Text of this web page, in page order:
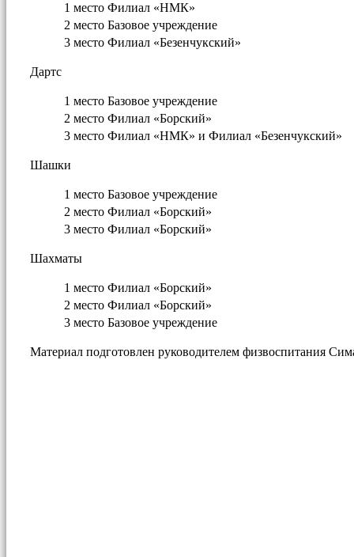
1 место Филиал «НМК»
2 место Базовое учреждение
3 место Филиал «Безенчукский»
Дартс
1 место Базовое учреждение
2 место Филиал «Борский»
3 место Филиал «НМК» и Филиал «Безенчукский»
Шашки
1 место Базовое учреждение
2 место Филиал «Борский»
3 место Филиал «Борский»
Шахматы
1 место Филиал «Борский»
2 место Филиал «Борский»
3 место Базовое учреждение
Материал подготовлен руководителем физвоспитания